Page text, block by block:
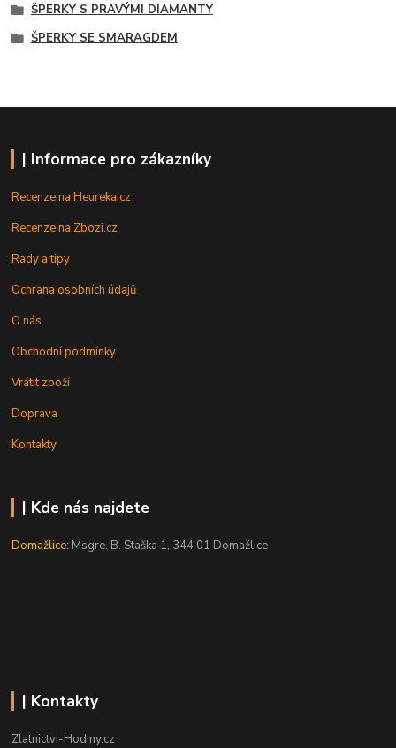
ŠPERKY S PRAVÝMI DIAMANTY
ŠPERKY SE SMARAGDEM
| Informace pro zákazníky
Recenze na Heureka.cz
Recenze na Zbozi.cz
Rady a tipy
Ochrana osobních údajů
O nás
Obchodní podmínky
Vrátit zboží
Doprava
Kontakty
| Kde nás najdete
Domažlice: Msgre. B. Staška 1, 344 01 Domažlice
| Kontakty
Zlatnictvi-Hodiny.cz